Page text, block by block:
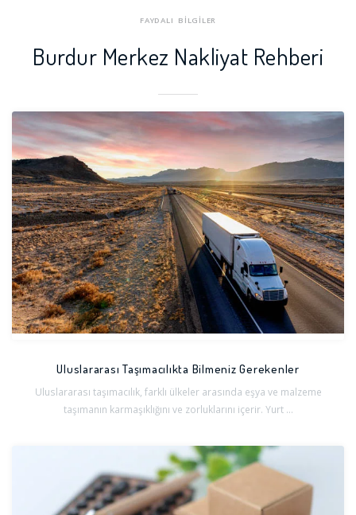
FAYDALI BİLGİLER
Burdur Merkez Nakliyat Rehberi
Uluslararası Taşımacılıkta Bilmeniz Gerekenler
Uluslararası taşımacılık, farklı ülkeler arasında eşya ve malzeme
taşımanın karmaşıklığını ve zorluklarını içerir. Yurt ...